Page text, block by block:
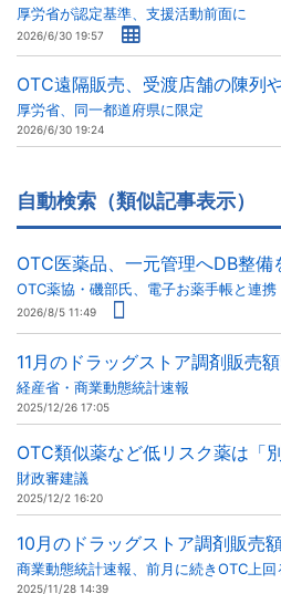
厚労省が認定基準、支援活動前面に
2026/6/30 19:57
OTC遠隔販売、受渡店舗の陳列
厚労省、同一都道府県に限定
2026/6/30 19:24
自動検索（類似記事表示）
OTC医薬品、一元管理へDB整備
OTC薬協・磯部氏、電子お薬手帳と連携
2026/8/5 11:49
11月のドラッグストア調剤販売
経産省・商業動態統計速報
2025/12/26 17:05
OTC類似薬など低リスク薬は「
財政審建議
2025/12/2 16:20
10月のドラッグストア調剤販売
商業動態統計速報、前月に続きOTC上回
2025/11/28 14:39